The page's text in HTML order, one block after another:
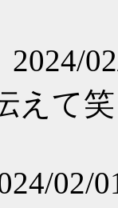
2024/
えて笑
02/